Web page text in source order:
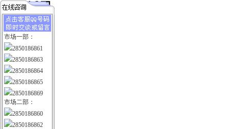
市场一部：
2850186861
2850186863
2850186864
2850186865
2850186869
市场二部：
2850186860
2850186862